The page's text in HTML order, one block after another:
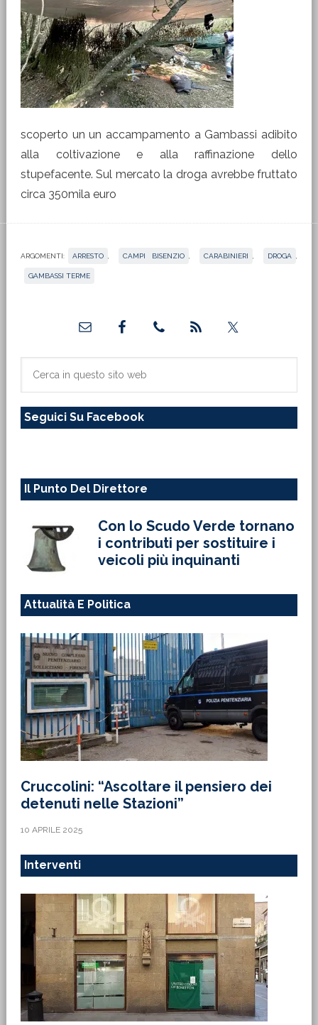
scoperto un un accampamento a Gambassi adibito
alla coltivazione e alla raffinazione dello
stupefacente. Sul mercato la droga avrebbe fruttato
circa 350mila euro
ARGOMENTI: ARRESTO CAMPI BISENZIO CARABINIERI DROGA
GAMBASSI TERME
primaria
sito
Seguici Su Facebook
Il Punto Del Direttore
Con lo Scudo Verde tornano
i contributi per sostituire i
veicoli più inquinanti
Attualità E Politica
Cruccolini: “Ascoltare il pensiero dei
detenuti nelle Stazioni”
10 APRILE 2025
Interventi